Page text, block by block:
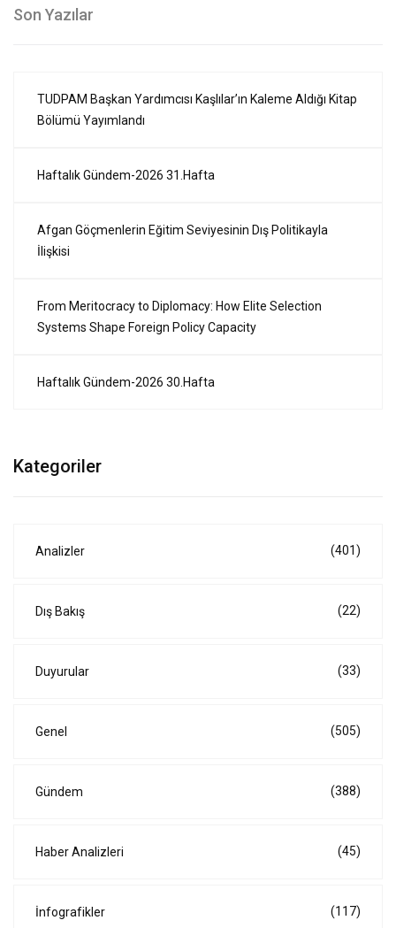
Son Yazılar
TUDPAM Başkan Yardımcısı Kaşlılar’ın Kaleme Aldığı Kitap
Bölümü Yayımlandı
Haftalık Gündem-2026 31.Hafta
Afgan Göçmenlerin Eğitim Seviyesinin Dış Politikayla
İlişkisi
From Meritocracy to Diplomacy: How Elite Selection
Systems Shape Foreign Policy Capacity
Haftalık Gündem-2026 30.Hafta
Kategoriler
Analizler (401)
Dış Bakış (22)
Duyurular (33)
Genel (505)
Gündem (388)
Haber Analizleri (45)
İnfografikler (117)